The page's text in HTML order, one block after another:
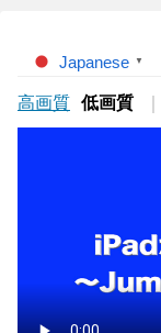
Japanese ▼
高画質 低画質